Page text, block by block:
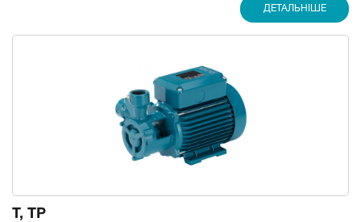
ДЕТАЛЬНІШЕ
T, TP